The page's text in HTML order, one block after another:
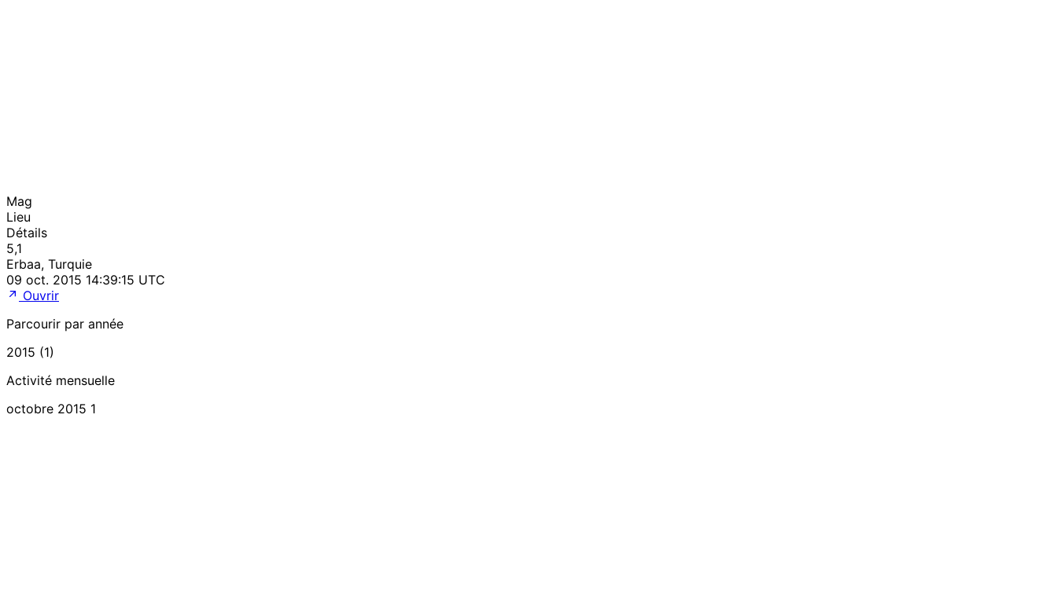
Mag
Lieu
Détails
5,1
Erbaa, Turquie
09 oct. 2015 14:39:15 UTC
Ouvrir
Parcourir par année
2015 (1)
Activité mensuelle
octobre 2015 1